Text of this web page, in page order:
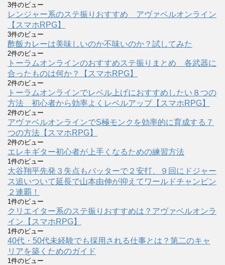
3件のビュー
レンジャー系のステ振りおすすめ アヴァベルオンライン
【スマホRPG】
3件のビュー
酢飯カレーは美味しいのか不味いのか？試してみた
2件のビュー
トーラムオンラインのおすすめステ振りまとめ 各武器に
合ったものは何か？【スマホRPG】
2件のビュー
トーラムオンラインでレベル上げにおすすめしたい８つの
方法 初心者から効率よくレベルアップ【スマホRPG】
2件のビュー
アヴァベルオンラインでS極モンクを効率的に育成する７
つの方法【スマホRPG】
2件のビュー
エレキギター初心者が上手くなるための練習方法
1件のビュー
大谷翔平先発３失点もバッターで２安打、９回にドジャー
ス追いついて延長で山本由伸が抑えてワールドチャンピン
２連覇！
1件のビュー
クリエイター系のステ振りおすすめは？アヴァベルオンラ
イン【スマホRPG】
1件のビュー
40代・50代未経験でも採用される仕事とは？第二のキャ
リアを築くためのガイド
1件のビュー